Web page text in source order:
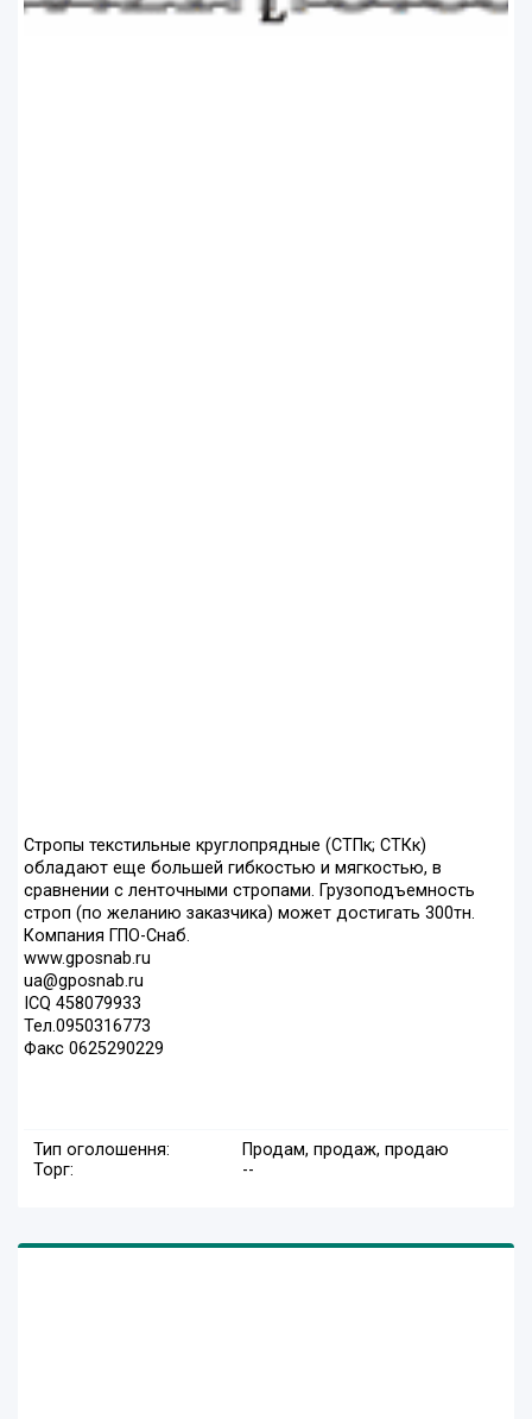
Стропы текстильные круглопрядные (СТПк; СТКк)
обладают еще большей гибкостью и мягкостью, в
сравнении с ленточными стропами. Грузоподъемность
строп (по желанию заказчика) может достигать 300тн.
Компания ГПО-Снаб.
www.gposnab.ru
ua@gposnab.ru
ICQ 458079933
Тел.0950316773
Факс 0625290229
Тип оголошення:
Продам, продаж, продаю
Торг:
--